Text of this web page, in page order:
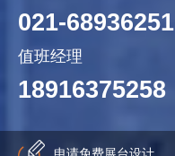
021-68936251
值班经理
18916375258